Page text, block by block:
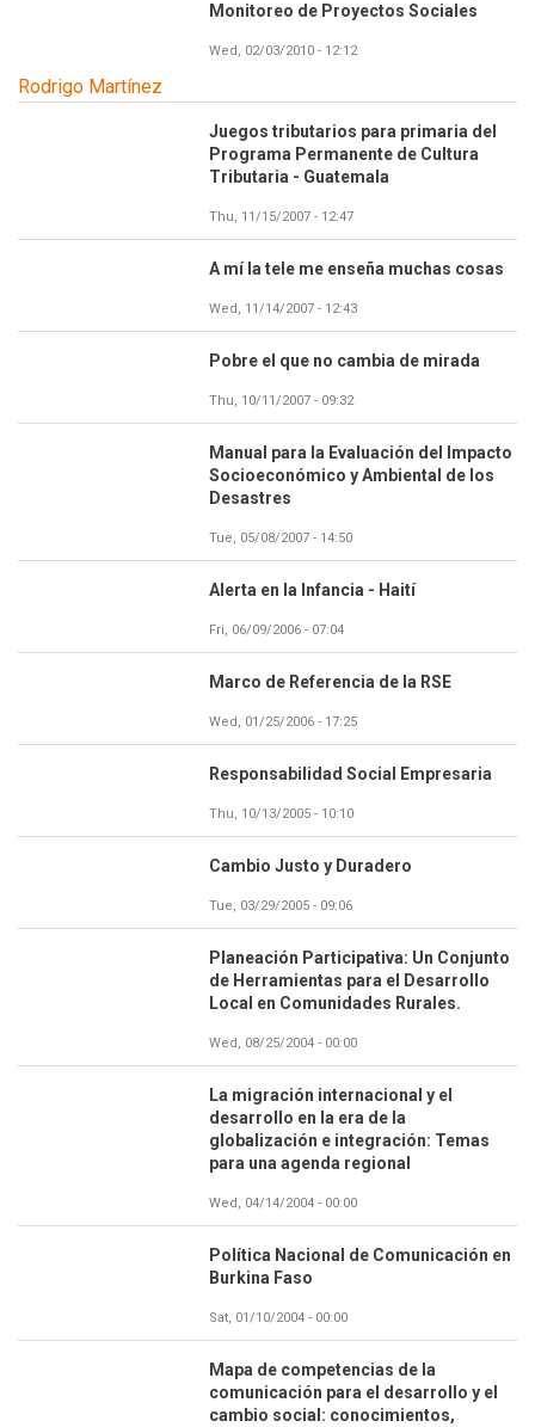
Monitoreo de Proyectos Sociales
Wed, 02/03/2010 - 12:12
Rodrigo Martínez
Juegos tributarios para primaria del
Programa Permanente de Cultura
Tributaria - Guatemala
Thu, 11/15/2007 - 12:47
A mí la tele me enseña muchas cosas
Wed, 11/14/2007 - 12:43
Pobre el que no cambia de mirada
Thu, 10/11/2007 - 09:32
Manual para la Evaluación del Impacto
Socioeconómico y Ambiental de los
Desastres
Tue, 05/08/2007 - 14:50
Alerta en la Infancia - Haití
Fri, 06/09/2006 - 07:04
Marco de Referencia de la RSE
Wed, 01/25/2006 - 17:25
Responsabilidad Social Empresaria
Thu, 10/13/2005 - 10:10
Cambio Justo y Duradero
Tue, 03/29/2005 - 09:06
Planeación Participativa: Un Conjunto
de Herramientas para el Desarrollo
Local en Comunidades Rurales.
Wed, 08/25/2004 - 00:00
La migración internacional y el
desarrollo en la era de la
globalización e integración: Temas
para una agenda regional
Wed, 04/14/2004 - 00:00
Política Nacional de Comunicación en
Burkina Faso
Sat, 01/10/2004 - 00:00
Mapa de competencias de la
comunicación para el desarrollo y el
cambio social: conocimientos,